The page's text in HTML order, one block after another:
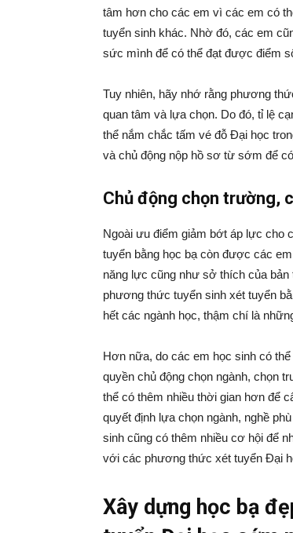
tâm hơn cho các em vì các em có
tuyển sinh khác. Nhờ đó, các em
sức mình để có thể đạt được điểm
Tuy nhiên, hãy nhớ rằng phương
quan tâm và lựa chọn. Do đó, tỉ lệ
thể nắm chắc tấm vé đỗ Đại học
và chủ động nộp hồ sơ từ sớm để
Chủ động chọn trường,
Ngoài ưu điểm giảm bớt áp lực cho
tuyển bằng học bạ còn được các
năng lực cũng như sở thích của
phương thức tuyển sinh xét tuyển
hết các ngành học, thậm chí là
Hơn nữa, do các em học sinh có
quyền chủ động chọn ngành, chọn
thể có thêm nhiều thời gian hơn để
quyết định lựa chọn ngành, nghề
sinh cũng có thêm nhiều cơ hội để
với các phương thức xét tuyển Đại
Xây dựng học bạ